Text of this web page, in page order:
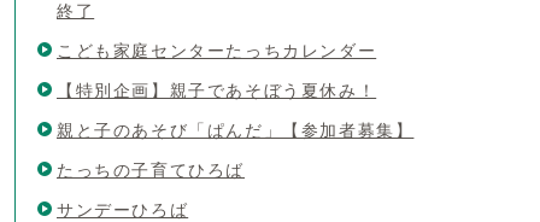
終了
こども家庭センターたっちカレンダー
【特別企画】親子であそぼう夏休み！
親と子のあそび「ぱんだ」【参加者募集】
たっちの子育てひろば
サンデーひろば